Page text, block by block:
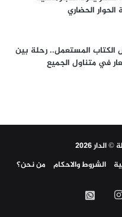
الحضاري
لمعرض الكتاب المستعمل.. رحلة بين
في متناول الجميع
2026
الشروط والاحكام من نحن؟
انستقرامواتساب